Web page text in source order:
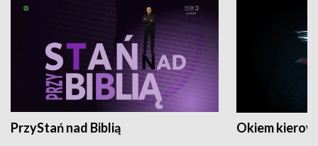
PrzyStań nad Biblią Okiem